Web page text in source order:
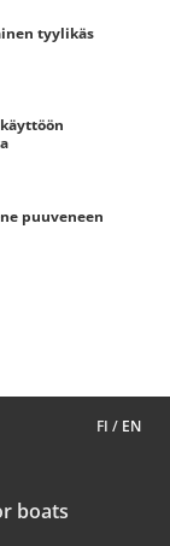
tyylikäs
puuveneen
FI / EN
boats